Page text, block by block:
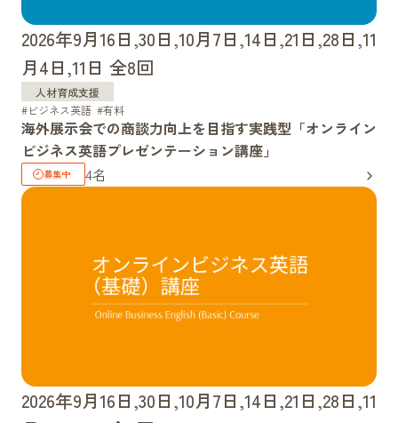
2026年9月16日,30日,10月7日,14日,21日,28日,11
月4日,11日 全8回
人材育成支援
ビジネス英語
有料
海外展示会での商談力向上を目指す実践型「オンライン
ビジネス英語プレゼンテーション講座」
4名
2026年9月16日,30日,10月7日,14日,21日,28日,11